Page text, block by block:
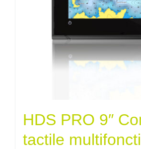
HDS PRO 9″
tactile